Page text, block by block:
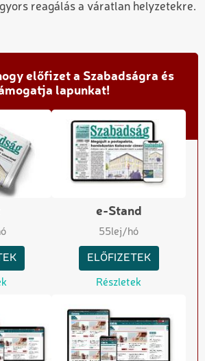
reagálás a váratlan helyzetekre.
előfizet a Szabadságra és
lapunkat!
e-Stand
55lej/hó
ELŐFIZETEK
Részletek